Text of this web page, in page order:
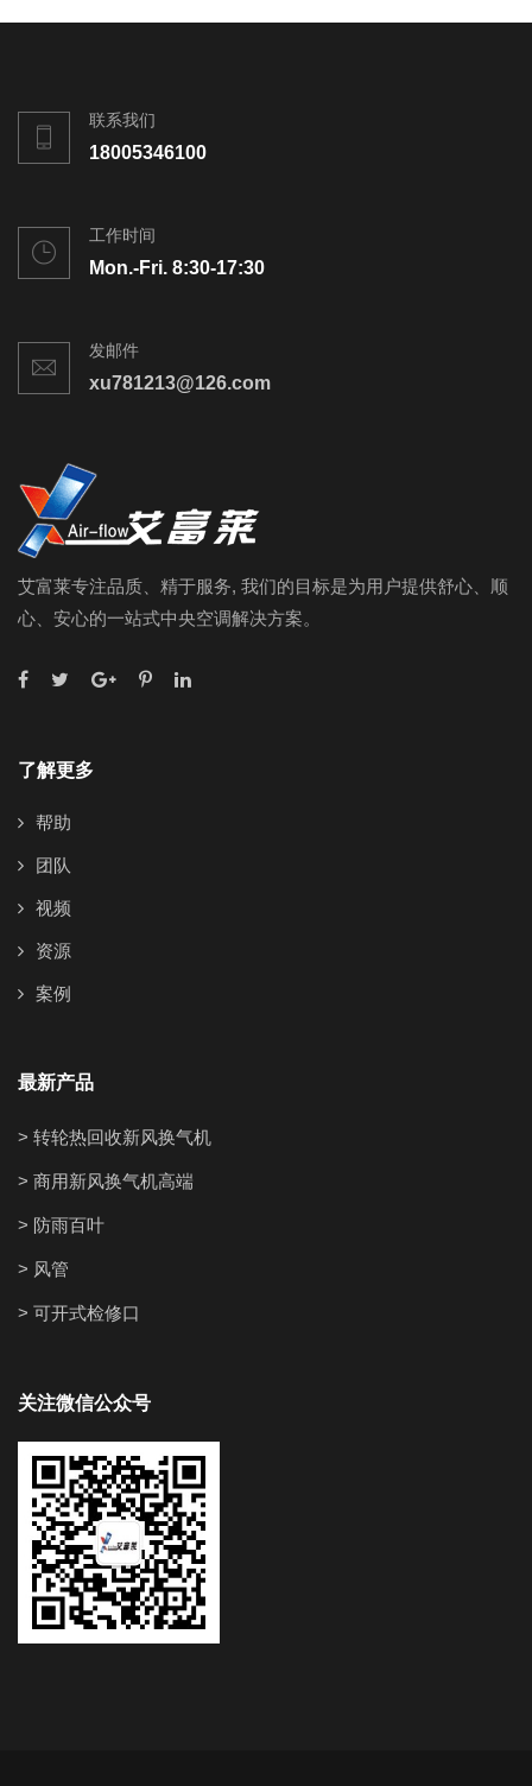
联系我们
18005346100
工作时间
Mon.-Fri. 8:30-17:30
发邮件
xu781213@126.com
艾富莱专注品质、精于服务, 我们的目标是为用户提供舒心、顺
心、安心的一站式中央空调解决方案。
了解更多
帮助
团队
视频
资源
案例
最新产品
> 转轮热回收新风换气机
> 商用新风换气机高端
> 防雨百叶
> 风管
> 可开式检修口
关注微信公众号